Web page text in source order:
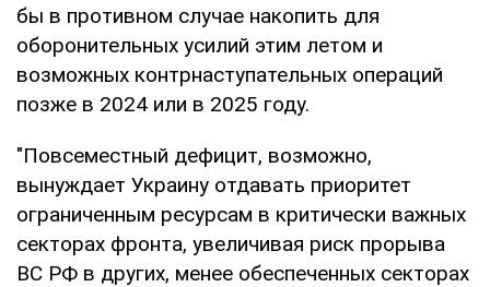
бы в противном случае накопить для
оборонительных усилий этим летом и
возможных контрнаступательных операций
позже в 2024 или в 2025 году.
"Повсеместный дефицит, возможно,
вынуждает Украину отдавать приоритет
ограниченным ресурсам в критически важных
секторах фронта, увеличивая риск прорыва
ВС РФ в других, менее обеспеченных секторах